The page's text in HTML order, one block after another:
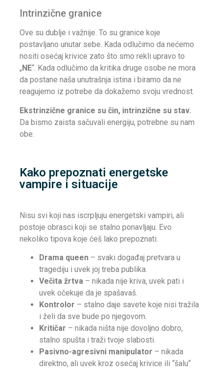
Intrinzične granice
Ove su dublje i važnije. To su granice koje
postavljano unutar sebe. Kada odlučimo da nećemo
nositi osećaj krivice zato što smo rekli upravo to
„NE“. Kada odlučimo da kritika druge osobe ne mora
da postane naša unutrašnja istina i biramo da ne
reagujemo iz potrebe da dokažemo svoju vrednost.
Ekstrinzične granice su čin, intrinzične su stav.
Da bismo zaista sačuvali energiju, potrebne su nam
obe.
Kako prepoznati energetske
vampire i situacije
Nisu svi koji nas iscrpljuju energetski vampiri, ali
postoje obrasci koji se stalno ponavljaju. Evo
nekoliko tipova koje ćeš lako prepoznati:
Drama queen – svaki događaj pretvara u
tragediju i uvek joj treba publika.
Večita žrtva – nikada nije kriva, uvek pati i
uvek očekuje da je spašavaš.
Kontrolor – stalno daje savete koje nisi tražila
i želi da sve bude po njegovom.
Kritičar – nikada ništa nije dovoljno dobro,
stalno spušta i traži tvoje slabosti.
Pasivno-agresivni manipulator – nikada
direktno, ali uvek kroz osećaj krivice ili “šalu“